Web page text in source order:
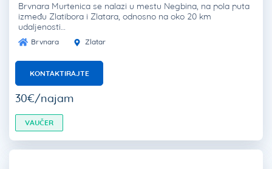
Brvnara Murtenica se nalazi u mestu Negbina, na pola puta
između Zlatibora i Zlatara, odnosno na oko 20 km
udaljenosti…
Brvnara Zlatar
KONTAKTIRAJTE
30€/najam
VAUČER